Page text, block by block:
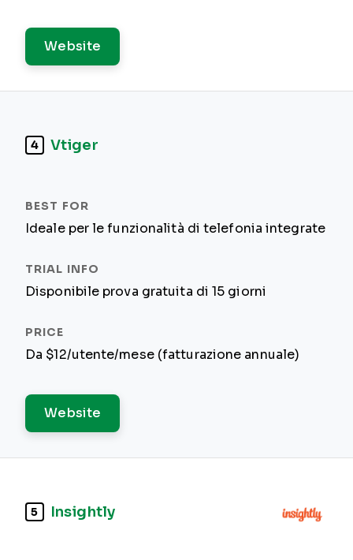
Website
4 Vtiger
Ideale per le funzionalità di telefonia integrate
Disponibile prova gratuita di 15 giorni
Da $12/utente/mese (fatturazione annuale)
Website
5 Insightly